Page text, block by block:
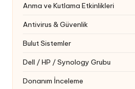
Anma ve Kutlama Etkinlikleri
Antivirus & Güvenlik
Bulut Sistemler
Dell / HP / Synology Grubu
Donanım İnceleme